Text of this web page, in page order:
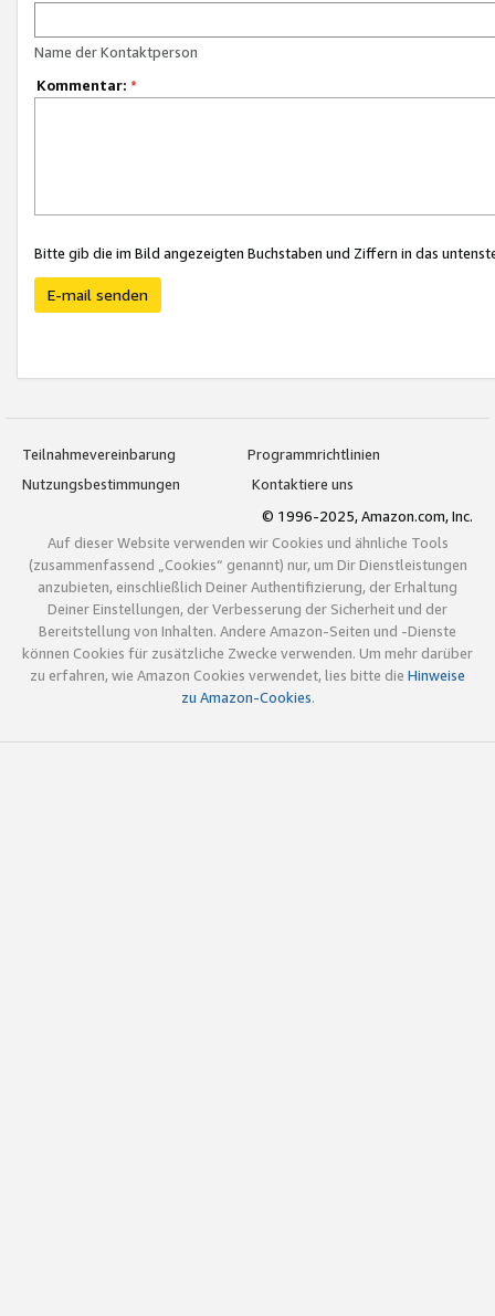
Name der Kontaktperson
Kommentar: *
Bitte gib die im Bild angezeigten Buchstaben und Ziffern in das
E-mail senden
Teilnahmevereinbarung
Programmrichtlinien
Nutzungsbestimmungen
Kontaktiere uns
© 1996-2025, Amazon.com, Inc.
Auf dieser Website verwenden wir Cookies und ähnliche Tools
(zusammenfassend „Cookies“ genannt) nur, um Dir Dienstleistungen
anzubieten, einschließlich Deiner Authentifizierung, der Erhaltung
Deiner Einstellungen, der Verbesserung der Sicherheit und der
Bereitstellung von Inhalten. Andere Amazon-Seiten und -Dienste
können Cookies für zusätzliche Zwecke verwenden. Um mehr darüber
zu erfahren, wie Amazon Cookies verwendet, lies bitte die Hinweise
zu Amazon-Cookies.